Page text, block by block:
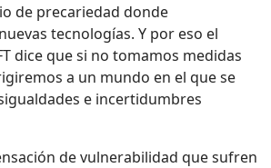
de precariedad donde
tecnologías. Y por eso el
dice que si no tomamos medidas
a un mundo en el que se
e incertidumbres
de vulnerabilidad que sufren